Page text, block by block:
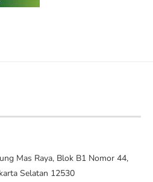
Mas Raya, Blok B1 Nomor 44,
Selatan 12530